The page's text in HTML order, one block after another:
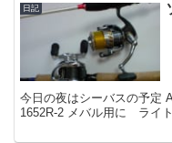
日記
今日の夜はシーバスの予
1652R-2 メバル用に ライ